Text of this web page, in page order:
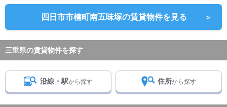
四日市市楠町南五味塚の賃貸物件を見る ＞
三重県の賃貸物件を探す
沿線・駅から探す 住所から探す